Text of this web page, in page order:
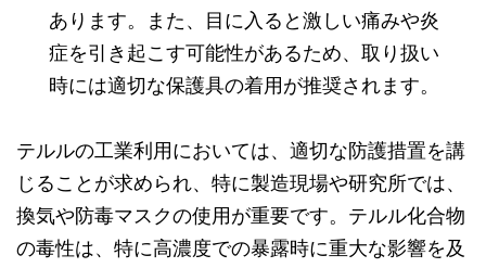
あります。また、目に入ると激しい痛みや炎
症を引き起こす可能性があるため、取り扱い
時には適切な保護具の着用が推奨されます。
テルルの工業利用においては、適切な防護措置を講
じることが求められ、特に製造現場や研究所では、
換気や防毒マスクの使用が重要です。テルル化合物
の毒性は、特に高濃度での暴露時に重大な影響を及